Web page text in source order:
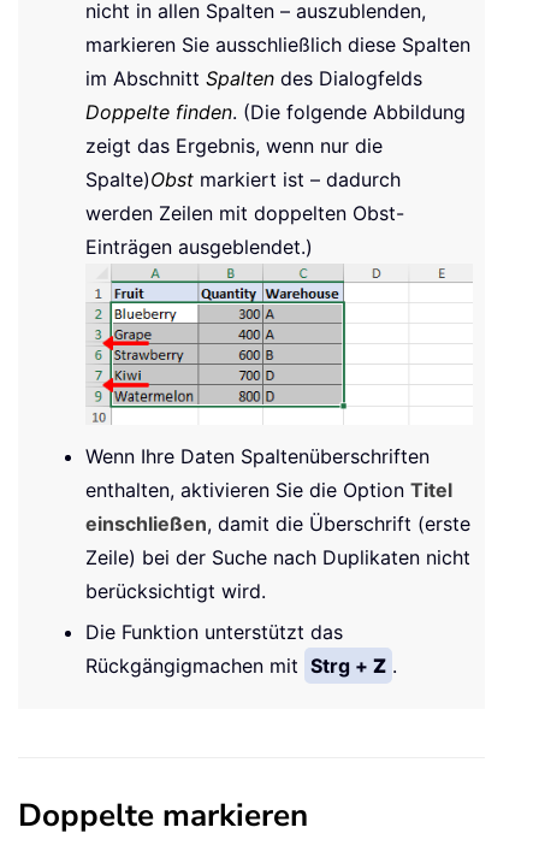
nicht in allen Spalten – auszublenden,
markieren Sie ausschließlich diese Spalten
im Abschnitt Spalten des Dialogfelds
Doppelte finden. (Die folgende Abbildung
zeigt das Ergebnis, wenn nur die
Spalte)Obst markiert ist – dadurch
werden Zeilen mit doppelten Obst-
Einträgen ausgeblendet.)
Wenn Ihre Daten Spaltenüberschriften
enthalten, aktivieren Sie die Option Titel
einschließen, damit die Überschrift (erste
Zeile) bei der Suche nach Duplikaten nicht
berücksichtigt wird.
Die Funktion unterstützt das
Rückgängigmachen mit Strg + Z .
Doppelte markieren